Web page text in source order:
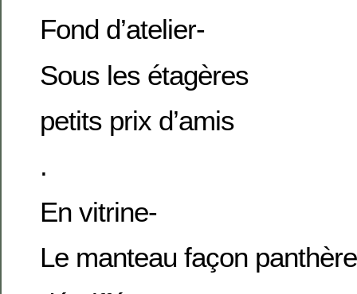
Fond d’atelier-
Sous les étagères
petits prix d’amis
.
En vitrine-
Le manteau façon panthère